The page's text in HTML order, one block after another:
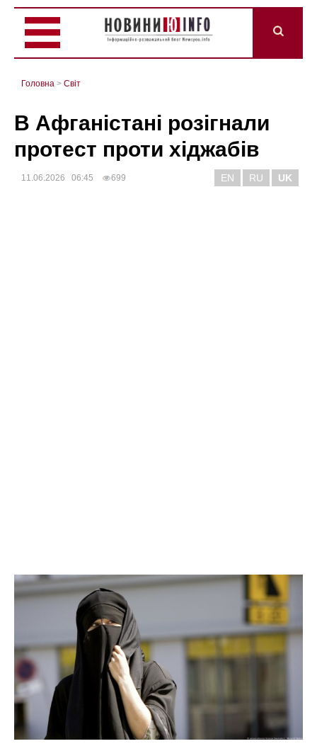
Головна > Світ
В Афганістані розігнали
протест проти хіджабів
11.06.2026 06:45 699 EN RU UK